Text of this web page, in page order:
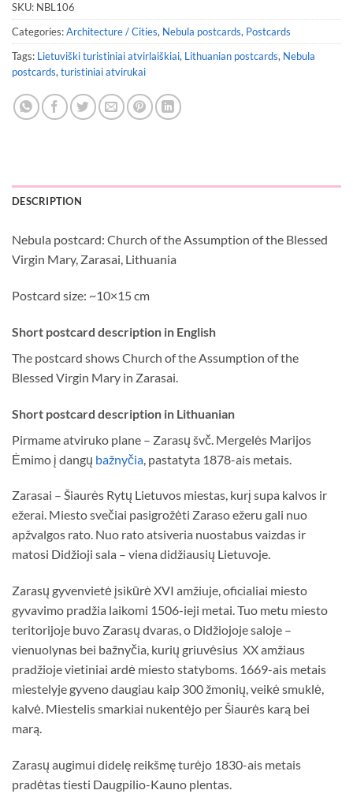
SKU: NBL106
Categories:Architecture / Cities, Nebula postcards, Postcards
Tags: Lietuviški turistiniai atvirlaiškiai, Lithuanian postcards, Nebula
postcards, turistiniai atvirukai
DESCRIPTION
Nebula postcard: Church of the Assumption of the Blessed
Virgin Mary, Zarasai, Lithuania
Postcard size: ~10×15 cm
Short postcard description in English
The postcard shows Church of the Assumption of the
Blessed Virgin Mary in Zarasai.
Short postcard description in Lithuanian
Pirmame atviruko plane – Zarasų švč. Mergelės Marijos
Ėmimo į dangų bažnyčia , pastatyta 1878-ais metais.
Zarasai – Šiaurės Rytų Lietuvos miestas, kurį supa kalvos ir
ežerai. Miesto svečiai pasigrožėti Zaraso ežeru gali nuo
apžvalgos rato. Nuo rato atsiveria nuostabus vaizdas ir
matosi Didžioji sala – viena didžiausių Lietuvoje.
Zarasų gyvenvietė įsikūrė XVI amžiuje, oficialiai miesto
gyvavimo pradžia laikomi 1506-ieji metai. Tuo metu miesto
teritorijoje buvo Zarasų dvaras, o Didžiojoje saloje –
vienuolynas bei bažnyčia, kurių griuvėsius XX amžiaus
pradžioje vietiniai ardė miesto statyboms. 1669-ais metais
miestelyje gyveno daugiau kaip 300 žmonių, veikė smuklė,
kalvė. Miestelis smarkiai nukentėjo per Šiaurės karą bei
marą.
Zarasų augimui didelę reikšmę turėjo 1830-ais metais
pradėtas tiesti Daugpilio-Kauno plentas.